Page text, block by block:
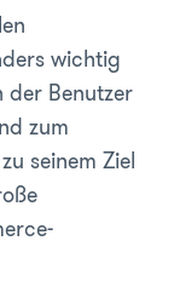
wichtig
der Benutzer
zum
seinem Ziel